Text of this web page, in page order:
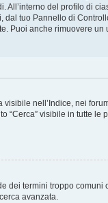
All’interno del profilo di
dal tuo Pannello di
Puoi anche rimuovere
nell’Indice, nei
“Cerca” visibile in tutte le
dei termini troppo
avanzata.